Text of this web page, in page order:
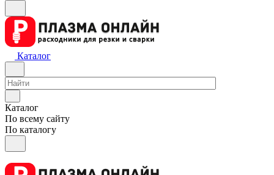
Каталог
Каталог
По всему сайту
По каталогу